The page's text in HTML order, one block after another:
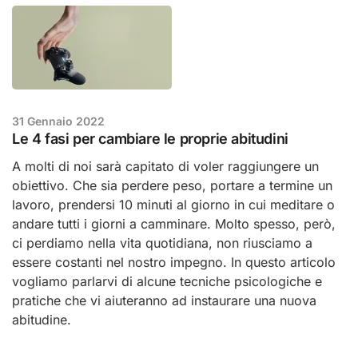
31 Gennaio 2022
Le 4 fasi per cambiare le proprie abitudini
A molti di noi sarà capitato di voler raggiungere un
obiettivo. Che sia perdere peso, portare a termine un
lavoro, prendersi 10 minuti al giorno in cui meditare o
andare tutti i giorni a camminare. Molto spesso, però,
ci perdiamo nella vita quotidiana, non riusciamo a
essere costanti nel nostro impegno. In questo articolo
vogliamo parlarvi di alcune tecniche psicologiche e
pratiche che vi aiuteranno ad instaurare una nuova
abitudine.